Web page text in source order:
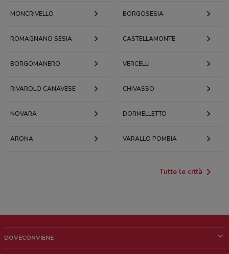
MONCRIVELLO BORGOSESIA
ROMAGNANO SESIA CASTELLAMONTE
BORGOMANERO VERCELLI
RIVAROLO CANAVESE CHIVASSO
NOVARA DORMELLETTO
ARONA VARALLO POMBIA
Tutte le città
DOVECONVIENE